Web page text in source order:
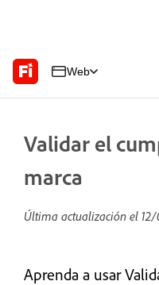
Web
Validar el
marca
Última actualización el
Aprenda a usar